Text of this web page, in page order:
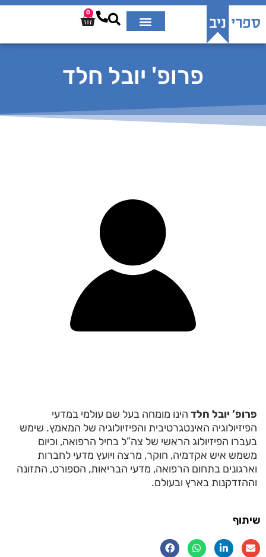
0
פרופ' יובל חלד
פרופ’ יובל חלד הינו מומחה בעל שם עולמי במדעי
הפיזיולוגיה האינטגרטיבית והפיזיולוגיה של המאמץ. שימש
בעברו הפיזיולוג הראשי של צה”ל בחיל הרפואה, וכיום
משמש איש אקדמיה, חוקר, מרצה ויועץ מדעי לחברות
וארגונים בתחום הרפואה, מדעי הבריאות, הספורט, התזונה
וההזדקנות בארץ ובעולם.
שיתוף